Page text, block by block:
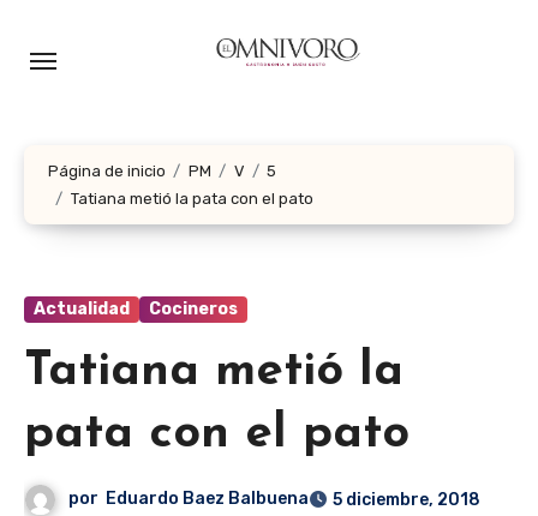
Página de inicio PM V
5
Tatiana metió la pata con el pato
Actualidad Cocineros
Tatiana metió la
pata con el pato
por Eduardo Baez Balbuena
5 diciembre, 2018